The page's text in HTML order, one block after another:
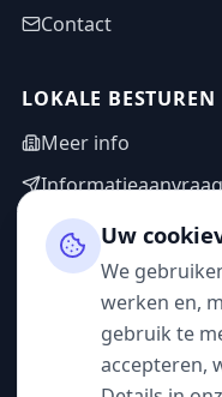
Contact
LOKALE BESTUREN
Meer info
Adminzone
Uw
We
werken en,
gebruik te
accepteren,